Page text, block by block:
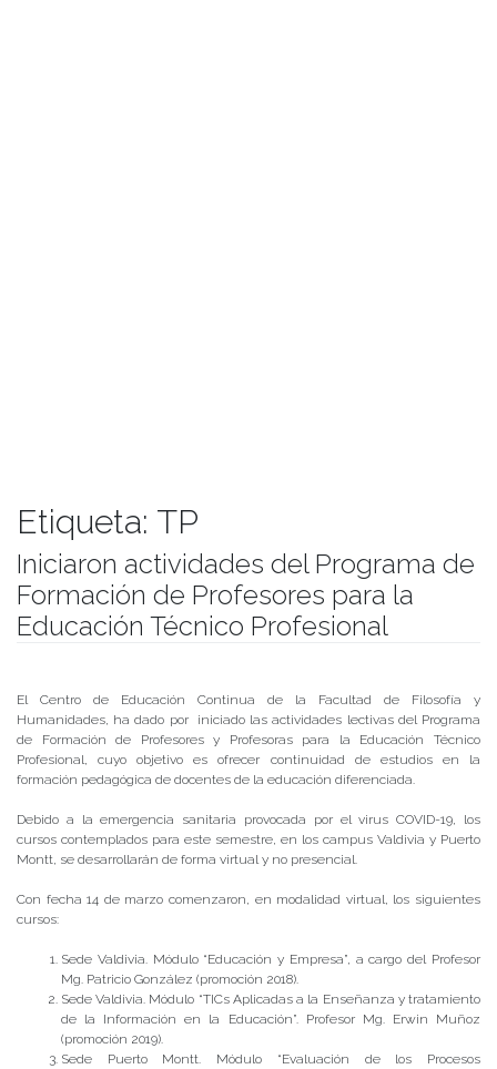
Etiqueta: TP
Iniciaron actividades del Programa de
Formación de Profesores para la
Educación Técnico Profesional
El Centro de Educación Continua de la Facultad de Filosofía y
Humanidades, ha dado por iniciado las actividades lectivas del Programa
de Formación de Profesores y Profesoras para la Educación Técnico
Profesional, cuyo objetivo es ofrecer continuidad de estudios en la
formación pedagógica de docentes de la educación diferenciada.
Debido a la emergencia sanitaria provocada por el virus COVID-19, los
cursos contemplados para este semestre, en los campus Valdivia y Puerto
Montt, se desarrollarán de forma virtual y no presencial.
Con fecha 14 de marzo comenzaron, en modalidad virtual, los siguientes
cursos:
Sede Valdivia. Módulo “Educación y Empresa”, a cargo del Profesor
Mg. Patricio González (promoción 2018).
Sede Valdivia. Módulo “TICs Aplicadas a la Enseñanza y tratamiento
de la Información en la Educación”. Profesor Mg. Erwin Muñoz
(promoción 2019).
Sede Puerto Montt. Módulo “Evaluación de los Procesos